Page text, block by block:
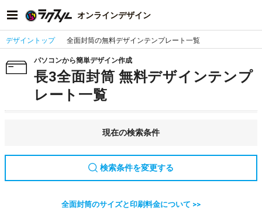
オンラインデザイン
デザイントップ 全面封筒の無料デザインテンプレート一覧
パソコンから簡単デザイン作成
長3全面封筒 無料デザインテンプ
レート一覧
現在の検索条件
検索条件を変更する
全面封筒のサイズと印刷料金について >>